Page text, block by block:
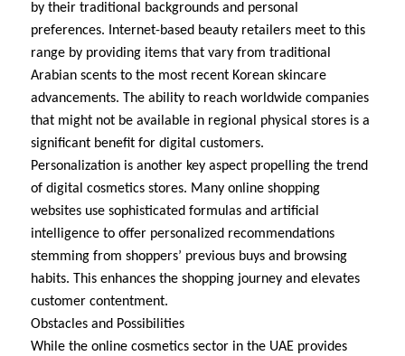
by their traditional backgrounds and personal
preferences. Internet-based beauty retailers meet to this
range by providing items that vary from traditional
Arabian scents to the most recent Korean skincare
advancements. The ability to reach worldwide companies
that might not be available in regional physical stores is a
significant benefit for digital customers.
Personalization is another key aspect propelling the trend
of digital cosmetics stores. Many online shopping
websites use sophisticated formulas and artificial
intelligence to offer personalized recommendations
stemming from shoppers’ previous buys and browsing
habits. This enhances the shopping journey and elevates
customer contentment.
Obstacles and Possibilities
While the online cosmetics sector in the UAE provides